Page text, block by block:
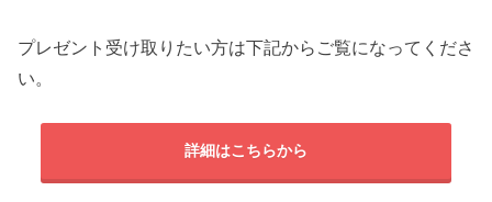
プレゼント受け取りたい方は下記からご覧になってくださ
い。
詳細はこちらから